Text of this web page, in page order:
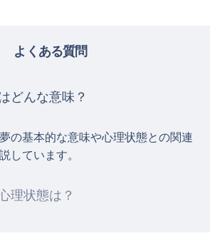
よくある質問
どんな意味？
の基本的な意味や心理状態との関連
しています。
理状態は？